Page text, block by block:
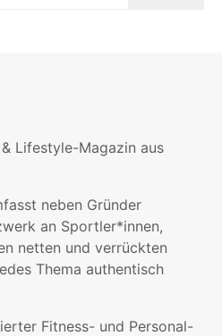
Lifestyle-Magazin aus
neben Gründer
an Sportler*innen,
netten und verrückten
Thema authentisch
Fitness- und Personal-